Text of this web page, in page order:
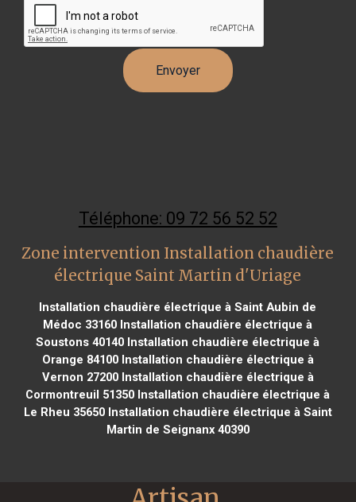
Téléphone: 09 72 56 52 52
Zone intervention Installation chaudière
électrique Saint Martin d'Uriage
Installation chaudière électrique à Saint Aubin de
Médoc 33160 Installation chaudière électrique à
Soustons 40140 Installation chaudière électrique à
Orange 84100Installation chaudière électrique à
Vernon 27200Installation chaudière électrique à
Cormontreuil 51350 Installation chaudière électrique à
Le Rheu 35650Installation chaudière électrique à Saint
Martin de Seignanx 40390